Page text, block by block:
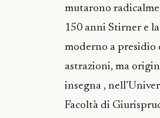
mutarono
150 anni Stirner e
moderno a
astrazioni, ma
insegna ,
Facoltà di